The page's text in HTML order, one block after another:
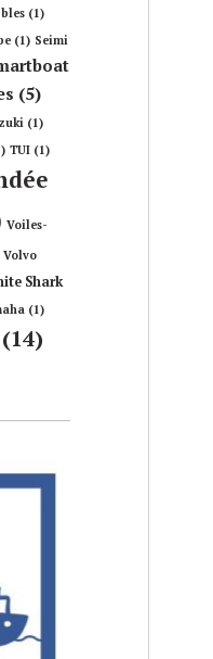
(1)
(1) Seimi
(5)
(1)
TUI (1)
Voiles-
Volvo
Shark
(1)
(14)